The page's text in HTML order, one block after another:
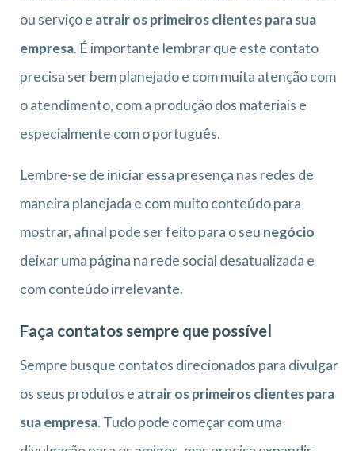
ou serviço e atrair os primeiros clientes para sua
empresa. É importante lembrar que este contato
precisa ser bem planejado e com muita atenção com
o atendimento, com a produção dos materiais e
especialmente com o português.
Lembre-se de iniciar essa presença nas redes de
maneira planejada e com muito conteúdo para
mostrar, afinal pode ser feito para o seu negócio
deixar uma página na rede social desatualizada e
com conteúdo irrelevante.
Faça contatos sempre que possível
Sempre busque contatos direcionados para divulgar
os seus produtos e atrair os primeiros clientes para
sua empresa. Tudo pode começar com uma